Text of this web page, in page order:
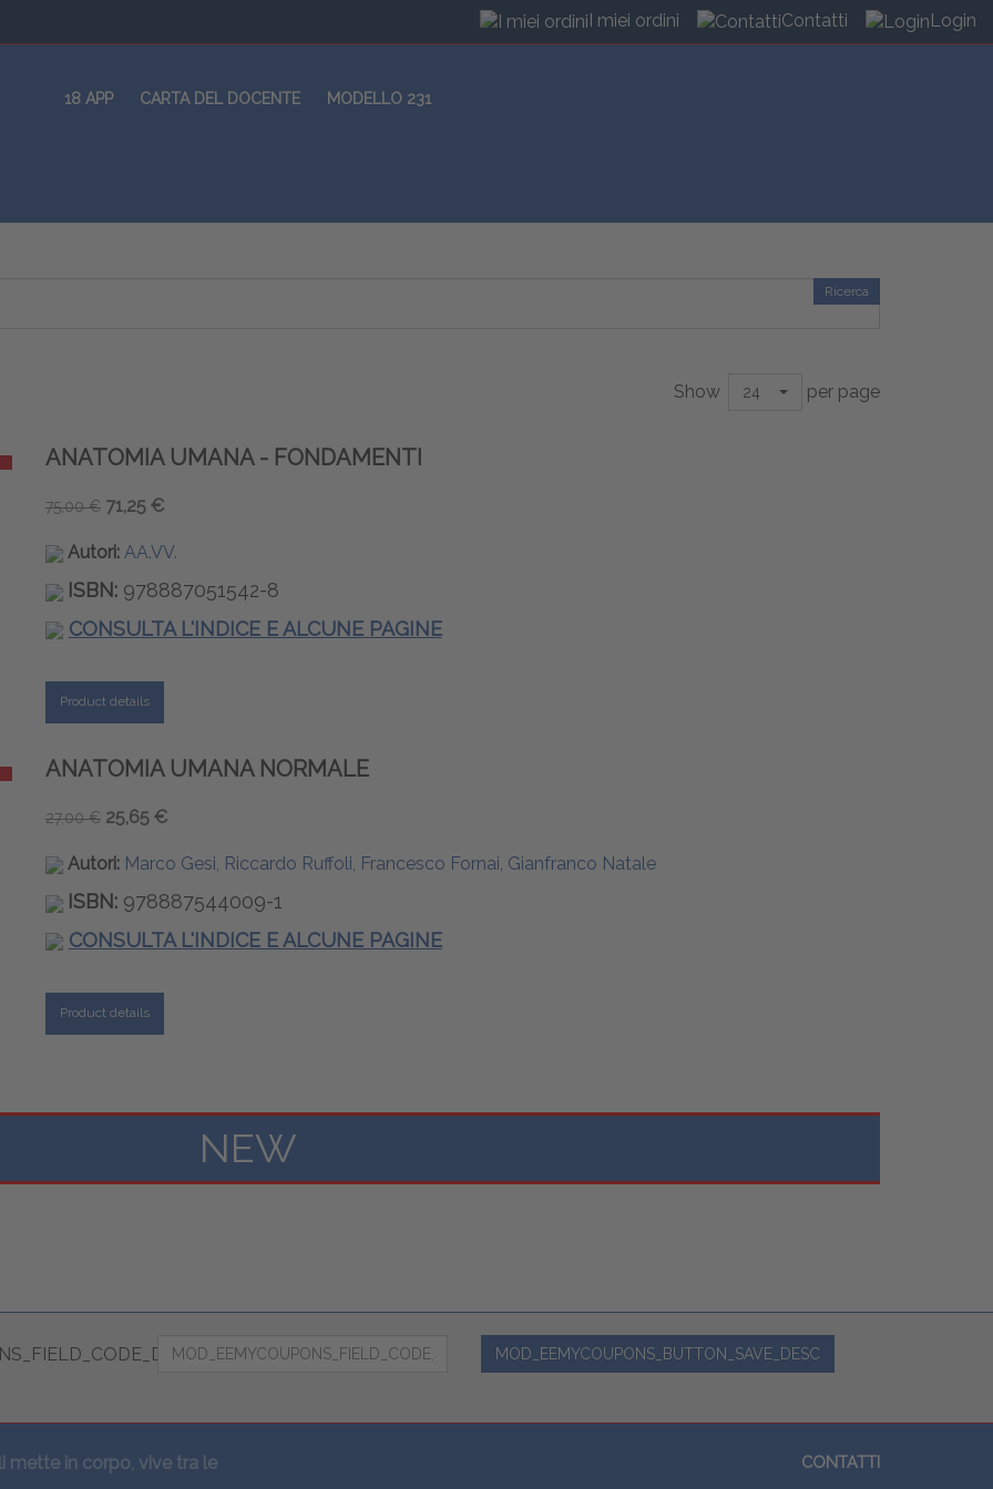
I miei ordini Contatti Login
18 APP CARTA DEL DOCENTE MODELLO 231
Ricerca
Show 24 per page
ANATOMIA UMANA - FONDAMENTI
75,00 € 71,25 €
Autori: AA.VV.
ISBN:978887051542-8
CONSULTA L'INDICE E ALCUNE PAGINE
Product details
ANATOMIA UMANA NORMALE
27,00 € 25,65 €
Autori: Marco Gesi, Riccardo Ruffoli, Francesco Fornai, Gianfranco Natale
ISBN:978887544009-1
CONSULTA L'INDICE E ALCUNE PAGINE
Product details
NEW
MOD_EEMYCOUPONS_BUTTON_SAVE_DESC
mette in corpo, vive tra le
CONTATTI